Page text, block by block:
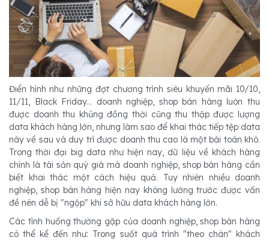
Điển hình như những đợt chương trình siêu khuyến mãi 10/10,
11/11, Black Friday... doanh nghiệp, shop bán hàng luôn thu
được doanh thu khủng đồng thời cũng thu thập được lượng
data khách hàng lớn, nhưng làm sao để khai thác tiếp tệp data
này về sau và duy trì được doanh thu cao là một bài toán khó.
Trong thời đại big data như hiện nay, dữ liệu về khách hàng
chính là tài sản quý giá mà doanh nghiệp, shop bán hàng cần
biết khai thác một cách hiệu quả. Tuy nhiên nhiều doanh
nghiệp, shop bán hàng hiện nay không lường trước được vấn
đề nên dễ bị "ngộp" khi sở hữu data khách hàng lớn.
Các tình huống thường gặp của doanh nghiệp, shop bán hàng
có thể kể đến như: Trong suốt quá trình "theo chân" khách